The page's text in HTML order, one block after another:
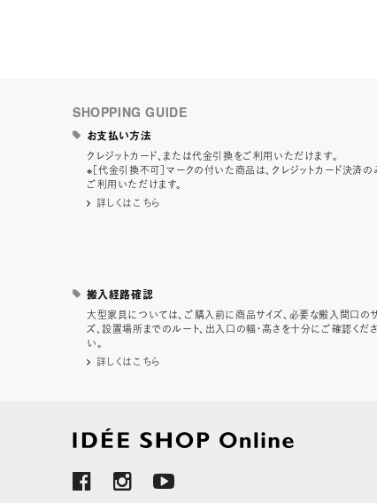
SHOPPING GUIDE
お支払い方法
クレジットカード、または代金引換をご利用いただけます。
※［代金引換不可］マークの付いた商品は、クレジットカード決済の
ご利用いただけます。
詳しくはこちら
搬入経路確認
大型家具については、ご購入前に商品サイズ、必要な搬入間口の
ズ、設置場所までのルート、出入口の幅・高さを十分にご確認くださ
い。
詳しくはこちら